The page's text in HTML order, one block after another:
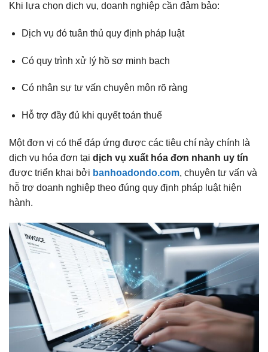
Khi lựa chọn dịch vụ, doanh nghiệp cần đảm bảo:
Dịch vụ đó tuân thủ quy định pháp luật
Có quy trình xử lý hồ sơ minh bạch
Có nhân sự tư vấn chuyên môn rõ ràng
Hỗ trợ đầy đủ khi quyết toán thuế
Một đơn vị có thể đáp ứng được các tiêu chí này chính là
dịch vụ hóa đơn tại dịch vụ xuất hóa đơn nhanh uy tín
được triển khai bởi banhoadondo.com, chuyên tư vấn và
hỗ trợ doanh nghiệp theo đúng quy định pháp luật hiện
hành.